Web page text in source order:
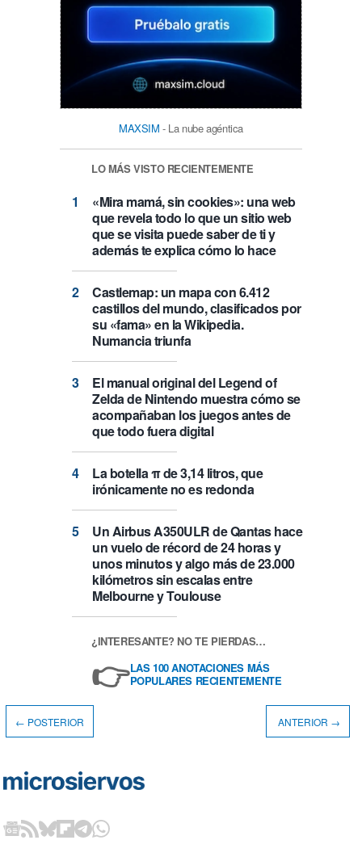
MAXSIM - La nube agéntica
LO MÁS VISTO RECIENTEMENTE
«Mira mamá, sin cookies»: una web
que revela todo lo que un sitio web
que se visita puede saber de ti y
además te explica cómo lo hace
Castlemap: un mapa con 6.412
castillos del mundo, clasificados por
su «fama» en la Wikipedia.
Numancia triunfa
El manual original del Legend of
Zelda de Nintendo muestra cómo se
acompañaban los juegos antes de
que todo fuera digital
La botella π de 3,14 litros, que
irónicamente no es redonda
Un Airbus A350ULR de Qantas hace
un vuelo de récord de 24 horas y
unos minutos y algo más de 23.000
kilómetros sin escalas entre
Melbourne y Toulouse
¿INTERESANTE? NO TE PIERDAS…
👉LAS 100 ANOTACIONES MÁS
POPULARES RECIENTEMENTE
← POSTERIOR ANTERIOR →